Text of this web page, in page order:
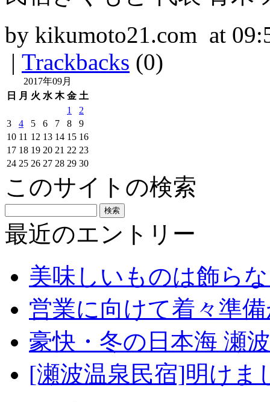
by kikumoto21.com at
| Trackbacks (0)
2017年09月
日
月 火 水 木 金 土
1
2
3
4 5 6 7 8
9
10 11 12 13 14 15 16
17 18 19 20 21 22 23
24 25 26 27 28 29 30
このサイトの検索
最近のエントリー
美味しいものは飾ら
営業に向けて着々準
豪快・冬の日本海 瀬
[瀬波温泉民宿]明けま